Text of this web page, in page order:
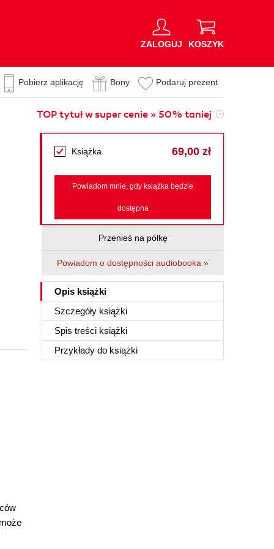
ZALOGUJ KOSZYK
Pobierz aplikację Bony Podaruj prezent
TOP tytuł w super cenie » 50% taniej
Książka 69,00 zł
Powiadom mnie, gdy książka będzie
dostępna
Przenieś na półkę
Powiadom o dostępności audiobooka »
Opis książki
Szczegóły książki
Spis treści książki
Przykłady do książki